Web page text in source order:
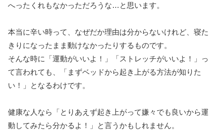
へったくれもなかっただろうな…と思います。
本当に辛い時って、なぜだか理由は分からないけれど、寝た
きりになったまま動けなかったりするものです。
そんな時に「運動がいいよ！」「ストレッチがいいよ！」っ
て言われても、「まずベッドから起き上がる方法が知りた
い！」となるわけです。
健康な人なら「とりあえず起き上がって嫌々でも良いから運
動してみたら分かるよ！」と言うかもしれません。